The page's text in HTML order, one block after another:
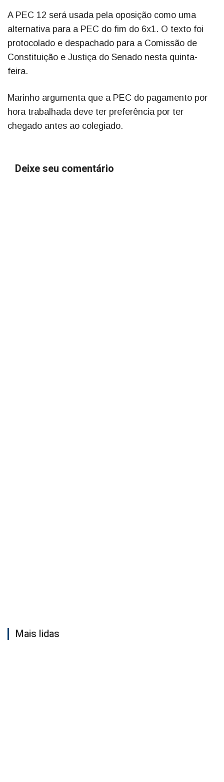
A PEC 12 será usada pela oposição como uma
alternativa para a PEC do fim do 6x1. O texto foi
protocolado e despachado para a Comissão de
Constituição e Justiça do Senado nesta quinta-
feira.
Marinho argumenta que a PEC do pagamento por
hora trabalhada deve ter preferência por ter
chegado antes ao colegiado.
Deixe seu comentário
Mais lidas